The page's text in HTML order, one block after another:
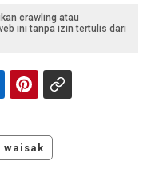
crawling atau
ini tanpa izin tertulis dari
waisak